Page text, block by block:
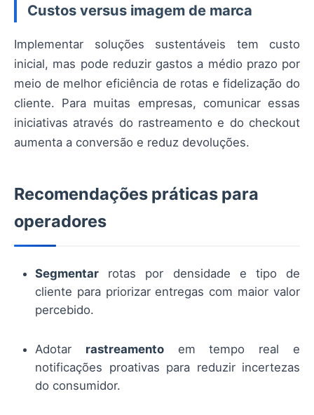
Custos versus imagem de marca
Implementar soluções sustentáveis tem custo
inicial, mas pode reduzir gastos a médio prazo por
meio de melhor eficiência de rotas e fidelização do
cliente. Para muitas empresas, comunicar essas
iniciativas através do rastreamento e do checkout
aumenta a conversão e reduz devoluções.
Recomendações práticas para
operadores
Segmentar rotas por densidade e tipo de
cliente para priorizar entregas com maior valor
percebido.
Adotar rastreamentoem tempo real e
notificações proativas para reduzir incertezas
do consumidor.